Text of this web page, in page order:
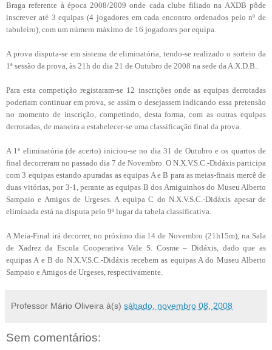
Braga referente à época 2008/2009 onde cada clube filiado na AXDB pôde
inscrever até 3 equipas (4 jogadores em cada encontro ordenados pelo nº de
tabuleiro), com um número máximo de 16 jogadores por equipa.
A prova disputa-se em sistema de eliminatória, tendo-se realizado o sorteio da
1ª sessão da prova, às 21h do dia 21 de Outubro de 2008 na sede da A.X.D.B..
Para esta competição registaram-se 12 inscrições onde as equipas derrotadas
poderiam continuar em prova, se assim o desejassem indicando essa pretensão
no momento de inscrição, competindo, desta forma, com as outras equipas
derrotadas, de maneira a estabelecer-se uma classificação final da prova.
A 1ª eliminatória (de acerto) iniciou-se no dia 31 de Outubro e os quartos de
final decorreram no passado dia 7 de Novembro. O N.X.V.S.C.-Didáxis participa
com 3 equipas estando apuradas as equipas A e B para as meias-finais mercê de
duas vitórias, por 3-1, perante as equipas B dos Amiguinhos do Museu Alberto
Sampaio e Amigos de Urgeses. A equipa C do N.X.V.S.C.-Didáxis apesar de
eliminada está na disputa pelo 9º lugar da tabela classificativa.
A Meia-Final irá decorrer, no próximo dia 14 de Novembro (21h15m), na Sala
de Xadrez da Escola Cooperativa Vale S. Cosme – Didáxis, dado que as
equipas A e B do N.X.V.S.C.-Didáxis recebem as equipas A do Museu Alberto
Sampaio e Amigos de Urgeses, respectivamente.
Professor Mário Oliveira à(s) sábado, novembro 08, 2008
Sem comentários: